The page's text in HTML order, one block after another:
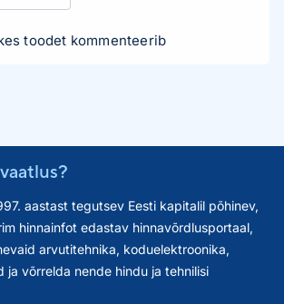
toodet kommenteerib
aastast tegutsev Eesti kapitalil põhinev,
hinnainfot edastav hinnavõrdlusportaal,
arvutitehnika, koduelektroonika,
ja võrrelda nende hindu ja tehnilisi